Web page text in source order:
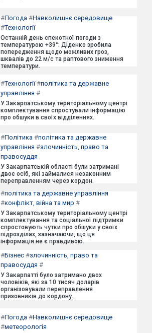
#Погода #Навколишнє середовище
#Технології
Останній день спекотної погоди з
температурою +39°: Діденко зробила
попередження щодо можливих гроз,
шквалів до 22 м/с та раптового зниження
температури.
#Технології#політика та державне
управління #
У Закарпатському територіальному центрі
комплектування спростували інформацію
про обшуки в своїх відділеннях.
#Політика #політика та державне
управління #злочинність, право та
правосуддя
У Закарпатській області були затримані
двоє осіб, які займалися незаконним
переправленням через кордон.
#політика та державне управління
#конфлікт, війна та мир #
У Закарпатському територіальному центрі
комплектування та соціальної підтримки
спростовують чутки про обшуки у своїх
підрозділах, зазначаючи, що ця
інформація не є правдивою.
#Бізнес #злочинність, право та
правосуддя #
У Закарпатті було затримано двох
чоловіків, які за 10 тисяч доларів
організовували переправлення
призовників до кордону.
#Погода #Навколишнє середовище
#метеорологія